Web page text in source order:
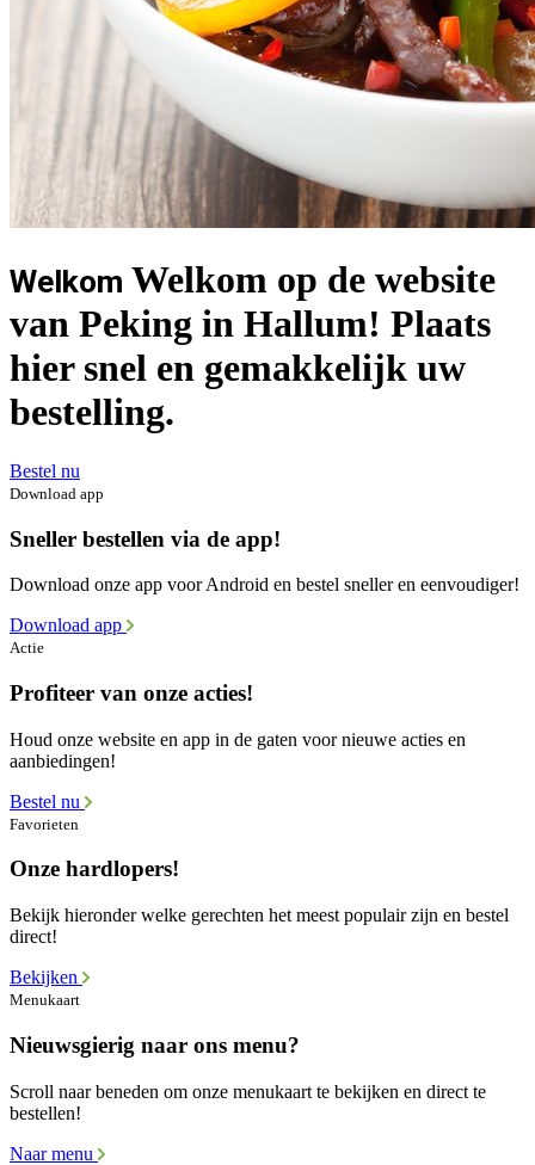
Welkom Welkom op de website
van Peking in Hallum! Plaats
hier snel en gemakkelijk uw
bestelling.
Bestel nu
Download app
Sneller bestellen via de app!
Download onze app voor Android en bestel sneller en eenvoudiger!
Download app
Actie
Profiteer van onze acties!
Houd onze website en app in de gaten voor nieuwe acties en
aanbiedingen!
Bestel nu
Favorieten
Onze hardlopers!
Bekijk hieronder welke gerechten het meest populair zijn en bestel
direct!
Bekijken
Menukaart
Nieuwsgierig naar ons menu?
Scroll naar beneden om onze menukaart te bekijken en direct te
bestellen!
Naar menu